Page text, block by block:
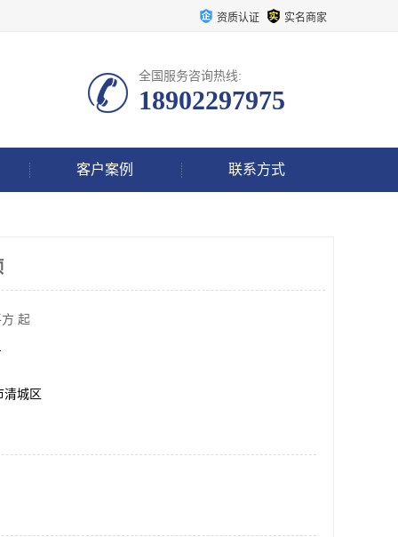
资质认证 实名商家
全国服务咨询热线:
18902297975
客户案例 联系方式
起
清城区